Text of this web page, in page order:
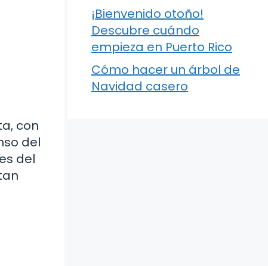
con
del
del
¡Bienvenido otoño!
Descubre cuándo
empieza en Puerto Rico
Cómo hacer un árbol de
Navidad casero